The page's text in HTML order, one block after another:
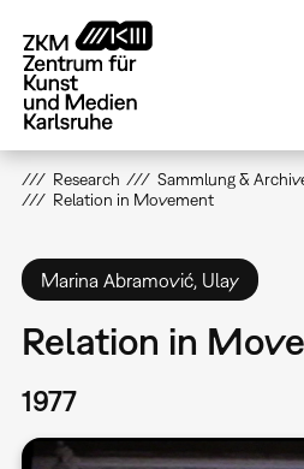
zum
Inhalt
Research Sammlung &
Relation in Movement
Marina Abramović, Ulay
Relation in
1977